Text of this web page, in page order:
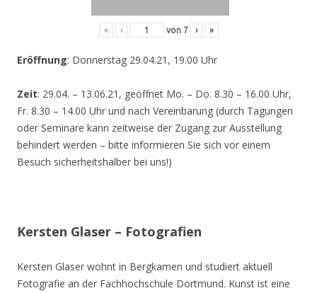
« ‹ von 7 › »
Eröffnung: Donnerstag 29.04.21, 19.00 Uhr
Zeit: 29.04. – 13.06.21, geöffnet Mo. – Do. 8.30 – 16.00 Uhr,
Fr. 8.30 – 14.00 Uhr und nach Vereinbarung (durch Tagungen
oder Seminare kann zeitweise der Zugang zur Ausstellung
behindert werden – bitte informieren Sie sich vor einem
Besuch sicherheitshalber bei uns!)
Kersten Glaser – Fotografien
Kersten Glaser wohnt in Bergkamen und studiert aktuell
Fotografie an der Fachhochschule Dortmund. Kunst ist eine